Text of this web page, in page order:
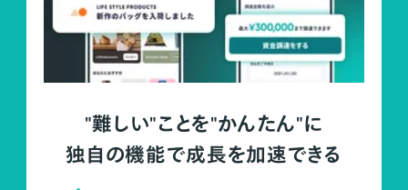
"難しい"ことを"かんたん"に
独自の機能で成長を加速できる